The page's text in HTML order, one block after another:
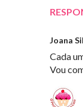
Joana
Cada
Vou